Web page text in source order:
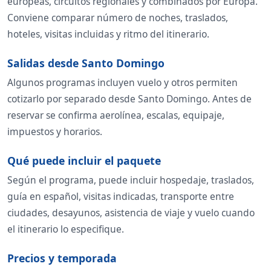
Conviene comparar número de noches, traslados,
hoteles, visitas incluidas y ritmo del itinerario.
Salidas desde Santo Domingo
Algunos programas incluyen vuelo y otros permiten
cotizarlo por separado desde Santo Domingo. Antes de
reservar se confirma aerolínea, escalas, equipaje,
impuestos y horarios.
Qué puede incluir el paquete
Según el programa, puede incluir hospedaje, traslados,
guía en español, visitas indicadas, transporte entre
ciudades, desayunos, asistencia de viaje y vuelo cuando
el itinerario lo especifique.
Precios y temporada